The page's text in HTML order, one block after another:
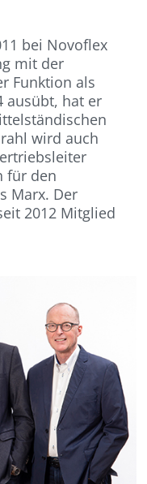
bei Novoflex
mit der
Funktion als
ausübt, hat er
wird auch
für den
Marx. Der
2012 Mitglied